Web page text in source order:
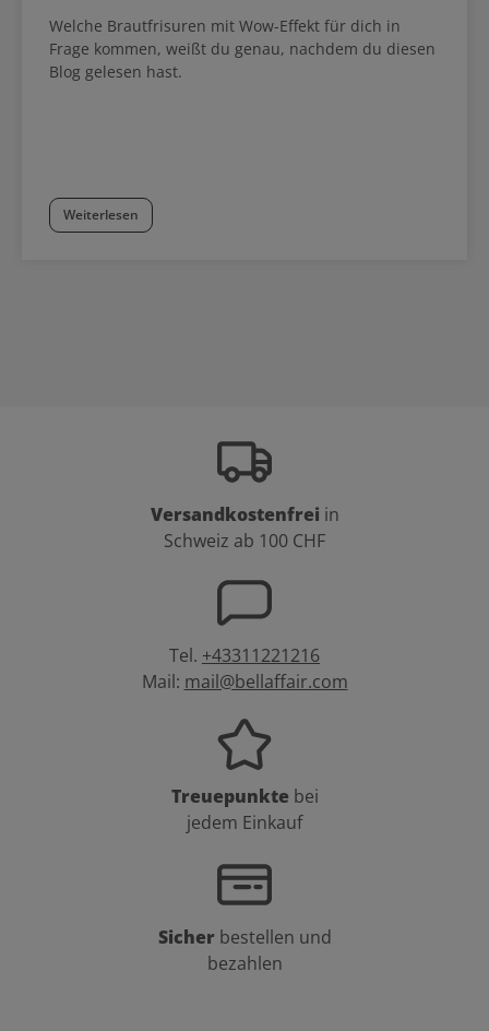
Welche Brautfrisuren mit Wow-Effekt für dich in
Frage kommen, weißt du genau, nachdem du diesen
Blog gelesen hast.
Weiterlesen
Versandkostenfrei in
Schweiz ab 100 CHF
Tel. +43311221216
Mail: mail@bellaffair.com
Treuepunkte bei
jedem Einkauf
Sicher bestellen und
bezahlen